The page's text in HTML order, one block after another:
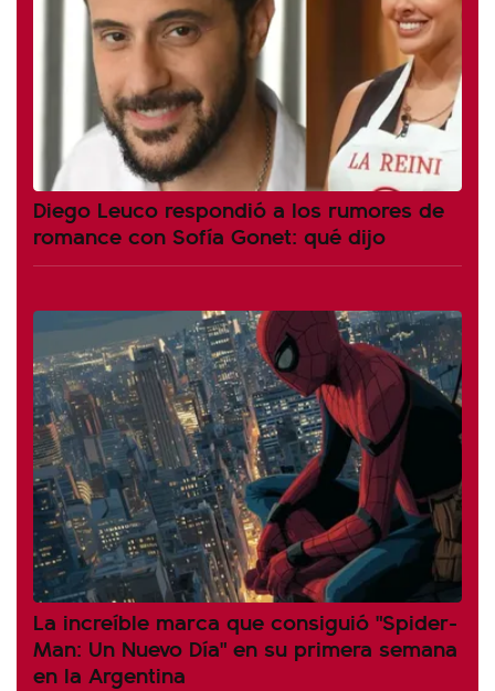
Diego Leuco respondió a los rumores de
romance con Sofía Gonet: qué dijo
La increíble marca que consiguió "Spider-
Man: Un Nuevo Día" en su primera semana
en la Argentina